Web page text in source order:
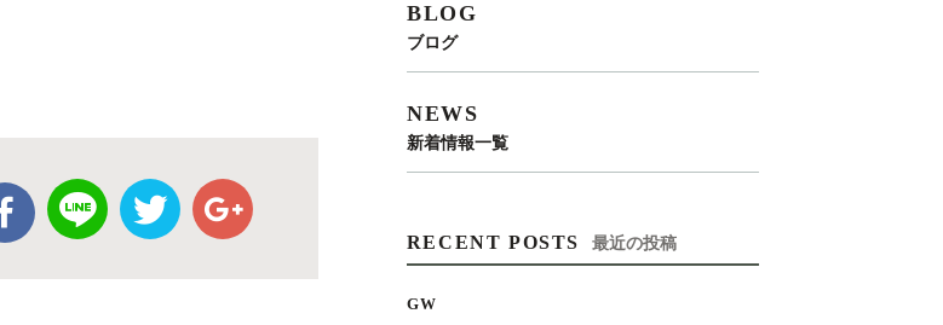
BLOG
ブログ
NEWS
新着情報一覧
RECENT POSTS 最近の投稿
GW